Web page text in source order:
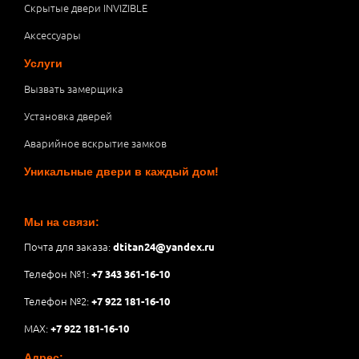
Скрытые двери INVIZIBLE
Аксессуары
Услуги
Вызвать замерщика
Установка дверей
Аварийное вскрытие замков
Уникальные двери в каждый дом!
Мы на связи:
Почта для заказа:dtitan24@yandex.ru
Телефон №1:+7 343 361-16-10
Телефон №2:+7 922 181-16-10
MAX:+7 922 181-16-10